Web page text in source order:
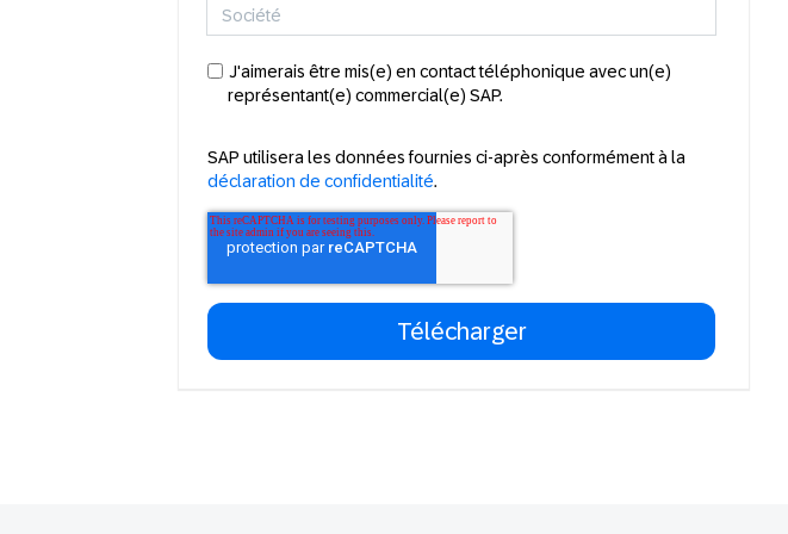
J'aimerais être mis(e) en contact téléphonique avec un(e)
représentant(e) commercial(e) SAP.
SAP utilisera les données fournies ci-après conformément à la
déclaration de confidentialité.